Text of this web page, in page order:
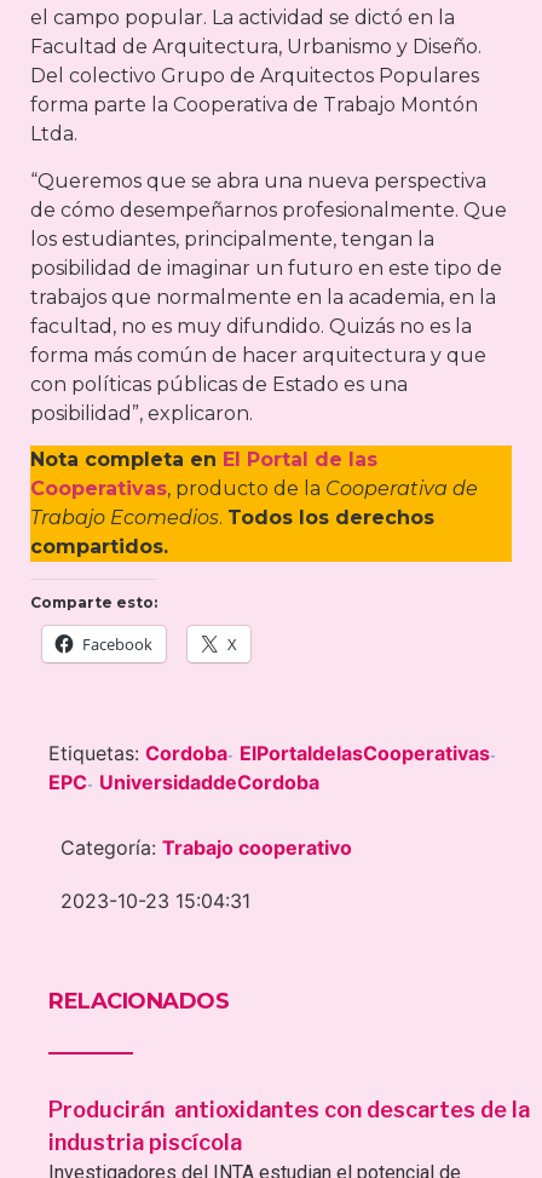
el campo popular. La actividad se dictó en la
Facultad de Arquitectura, Urbanismo y Diseño.
Del colectivo Grupo de Arquitectos Populares
forma parte la Cooperativa de Trabajo Montón
Ltda.
“Queremos que se abra una nueva perspectiva
de cómo desempeñarnos profesionalmente. Que
los estudiantes, principalmente, tengan la
posibilidad de imaginar un futuro en este tipo de
trabajos que normalmente en la academia, en la
facultad, no es muy difundido. Quizás no es la
forma más común de hacer arquitectura y que
con políticas públicas de Estado es una
posibilidad”, explicaron.
Nota completa en El Portal de las
Cooperativas, producto de la Cooperativa de
Trabajo Ecomedios. Todos los derechos
compartidos.
Comparte esto:
Facebook X
Etiquetas: Cordoba- ElPortaldelasCooperativas-
EPC- UniversidaddeCordoba
Categoría: Trabajo cooperativo
2023-10-23 15:04:31
RELACIONADOS
Producirán antioxidantes con descartes de la
industria piscícola
Investigadores del INTA estudian el potencial de